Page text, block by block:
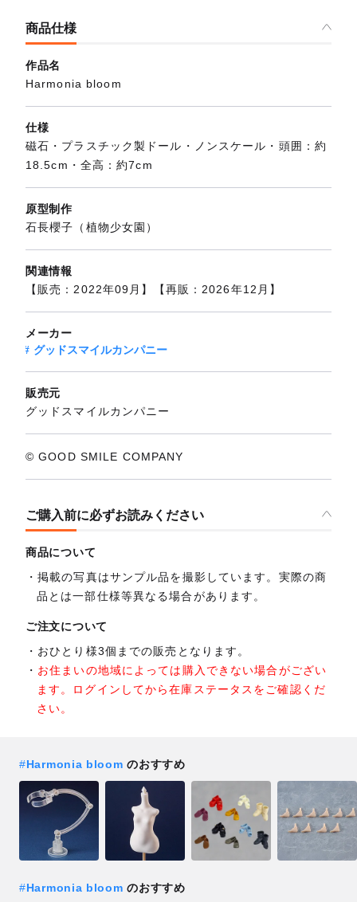
商品仕様
作品名
Harmonia bloom
仕様
磁石・プラスチック製ドール・ノンスケール・頭囲：約
18.5cm・全高：約7cm
原型制作
石長櫻子（植物少女園）
関連情報
【販売：2022年09月】【再販：2026年12月】
メーカー
グッドスマイルカンパニー
販売元
グッドスマイルカンパニー
© GOOD SMILE COMPANY
ご購入前に必ずお読みください
商品について
掲載の写真はサンプル品を撮影しています。実際の商
品とは一部仕様等異なる場合があります。
ご注文について
おひとり様3個までの販売となります。
お住まいの地域によっては購入できない場合がござい
ます。ログインしてから在庫ステータスをご確認くだ
さい。
#Harmonia bloom のおすすめ
#Harmonia bloomのおすすめ